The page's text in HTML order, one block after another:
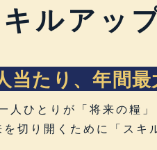
ルアッ
当たり、年間最
人ひとりが「将来の糧
切り開くために「スキ